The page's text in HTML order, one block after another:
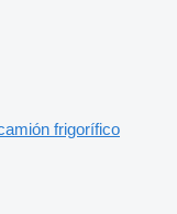
frigorífico